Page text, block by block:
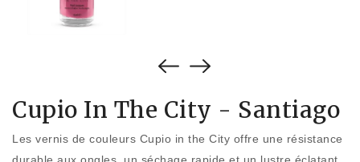
Cupio In The City - Santiago
Les vernis de couleurs Cupio in the City offre une résistance